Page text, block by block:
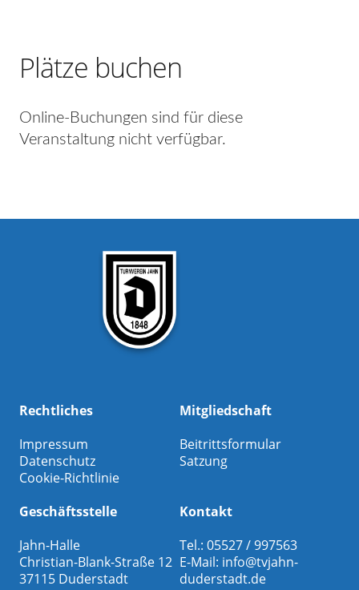
Plätze buchen
Online-Buchungen sind für diese
Veranstaltung nicht verfügbar.
Rechtliches
Impressum
Datenschutz
Cookie-Richtlinie
Mitgliedschaft
Beitrittsformular
Satzung
Geschäftsstelle
Jahn-Halle
Christian-Blank-Straße 12
37115 Duderstadt
Kontakt
Tel.: 05527 / 997563
E-Mail: info@tvjahn-
duderstadt.de